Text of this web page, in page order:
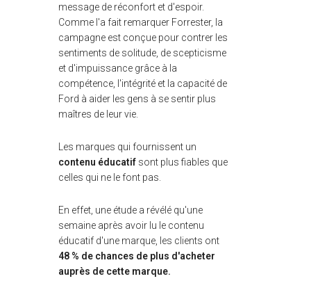
message de réconfort et d'espoir.
Comme l'a fait remarquer Forrester, la
campagne est conçue pour contrer les
sentiments de solitude, de scepticisme
et d'impuissance grâce à la
compétence, l'intégrité et la capacité de
Ford à aider les gens à se sentir plus
maîtres de leur vie.
Les marques qui fournissent un
contenu éducatif sont plus fiables que
celles qui ne le font pas.
En effet, une étude a révélé qu'une
semaine après avoir lu le contenu
éducatif d'une marque, les clients ont
48 % de chances de plus d'acheter
auprès de cette marque.